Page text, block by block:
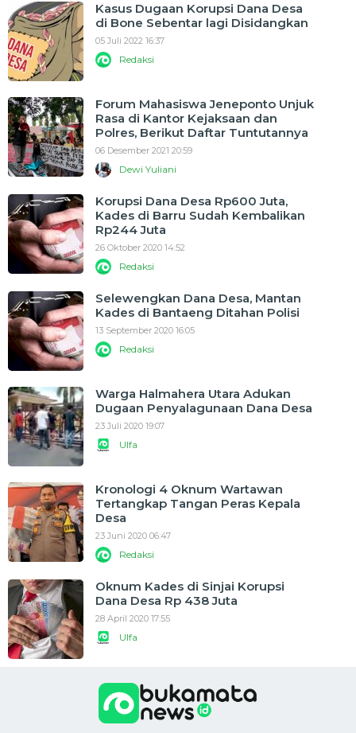
Kasus Dugaan Korupsi Dana Desa
di Bone Sebentar lagi Disidangkan
05 Juli 2022 16:37
Redaksi
Forum Mahasiswa Jeneponto Unjuk
Rasa di Kantor Kejaksaan dan
Polres, Berikut Daftar Tuntutannya
06 Desember 2021 20:59
Dewi Yuliani
Korupsi Dana Desa Rp600 Juta,
Kades di Barru Sudah Kembalikan
Rp244 Juta
26 Oktober 2020 14:52
Redaksi
Selewengkan Dana Desa, Mantan
Kades di Bantaeng Ditahan Polisi
13 September 2020 16:05
Redaksi
Warga Halmahera Utara Adukan
Dugaan Penyalagunaan Dana Desa
23 Juli 2020 19:07
Ulfa
Kronologi 4 Oknum Wartawan
Tertangkap Tangan Peras Kepala
Desa
23 Juni 2020 06:47
Redaksi
Oknum Kades di Sinjai Korupsi
Dana Desa Rp 438 Juta
28 April 2020 17:55
Ulfa